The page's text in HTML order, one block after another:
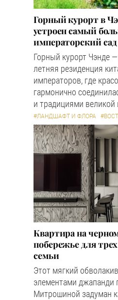
Горный курорт в
устроен самый
императорский
Горный курорт Чэнде
летняя резиденция
императоров, где
гармонично
и традициями великой
#ЛАНДШАФТ И ФЛОРА
Квартира на
побережье для
семьи
Этот мягкий
элементами джапанди
Митрошиной задуман